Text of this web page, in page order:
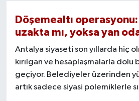
Döşemealtı operasyonu:
uzakta mı, yoksa yan
Antalya siyaseti son yıllarda hiç
kırılgan ve hesaplaşmalarla
geçiyor. Belediyeler üzerinden
artık sadece siyasi polemiklerle